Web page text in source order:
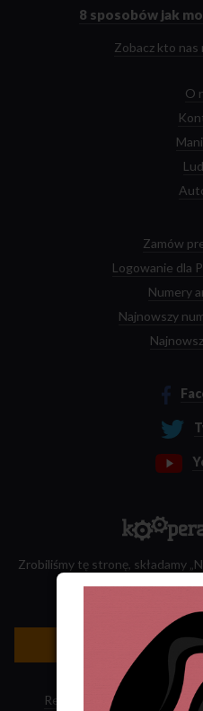
8 sposobów jak
Zobacz kto nas
O
Zamów
Logowanie dla
Numery
Najnowszy
Zrobiliśmy tę stronę, składamy
Newsletter »
Regulamin sklepu Polityka